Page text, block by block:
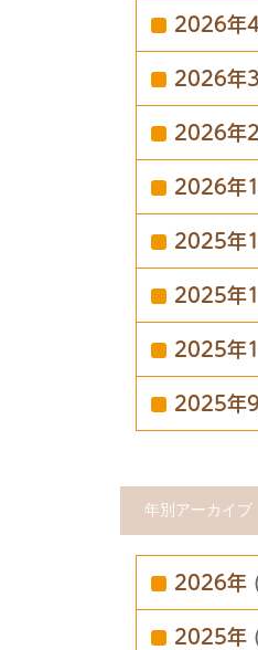
2026年
2026年
2026年
2026年
2025年
2025年
2025年
2025年
年別アーカイブ
2026年
2025年